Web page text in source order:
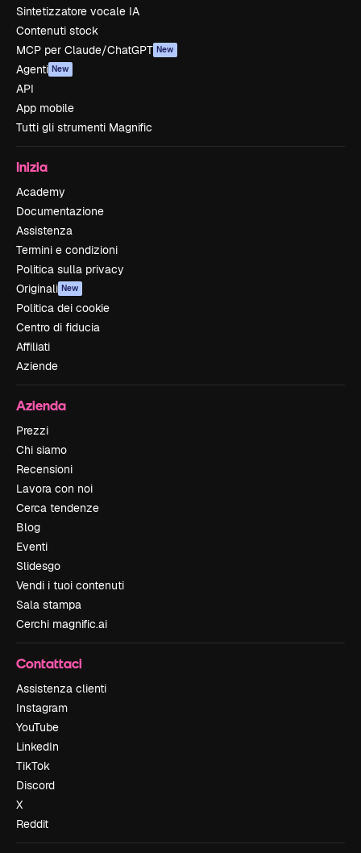
Sintetizzatore vocale IA
Contenuti stock
MCP per Claude/ChatGPT New
Agenti New
API
App mobile
Tutti gli strumenti Magnific
Inizia
Academy
Documentazione
Assistenza
Termini e condizioni
Politica sulla privacy
Originali New
Politica dei cookie
Centro di fiducia
Affiliati
Aziende
Azienda
Prezzi
Chi siamo
Recensioni
Lavora con noi
Cerca tendenze
Blog
Eventi
Slidesgo
Vendi i tuoi contenuti
Sala stampa
Cerchi magnific.ai
Contattaci
Assistenza clienti
Instagram
YouTube
LinkedIn
TikTok
Discord
X
Reddit